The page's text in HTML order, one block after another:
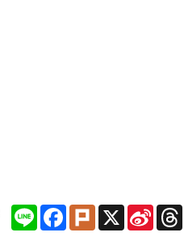
Line Facebook
Plurk X
Sina